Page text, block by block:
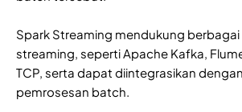
Spark Streaming mendukung
streaming, seperti Apache Kafka,
TCP, serta dapat diintegrasikan
pemrosesan batch.